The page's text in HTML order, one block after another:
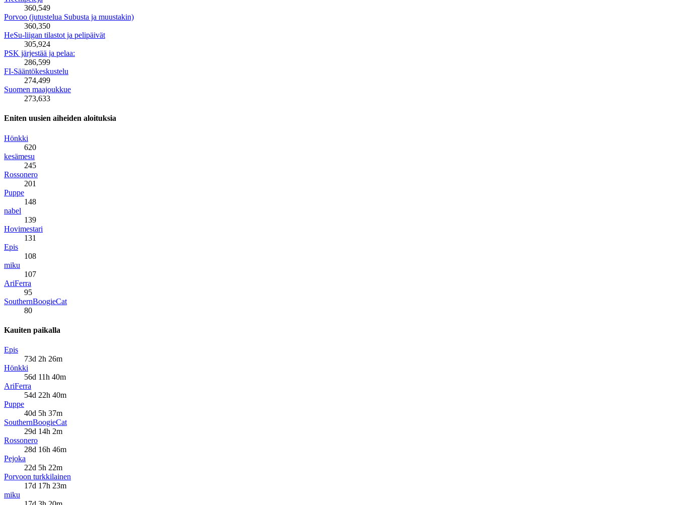
360,549
Porvoo (jutustelua Subusta ja muustakin)
360,350
HeSu-liigan tilastot ja pelipäivät
305,924
PSK järjestää ja pelaa:
286,599
FI-Sääntökeskustelu
274,499
Suomen maajoukkue
273,633
Eniten uusien aiheiden aloituksia
Hönkki
620
kesämesu
245
Rossonero
201
Puppe
148
nabel
139
Hovimestari
131
Epis
108
miku
107
AriFerra
95
SouthernBoogieCat
80
Kauiten paikalla
Epis
73d 2h 26m
Hönkki
56d 11h 40m
AriFerra
54d 22h 40m
Puppe
40d 5h 37m
SouthernBoogieCat
29d 14h 2m
Rossonero
28d 16h 46m
Pejoka
22d 5h 22m
Porvoon turkkilainen
17d 17h 23m
miku